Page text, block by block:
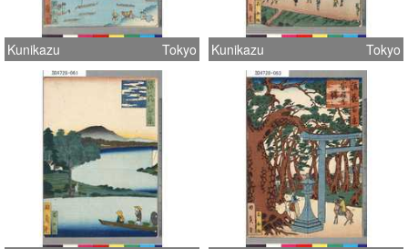
Kunikazu Tokyo Kunikazu Tokyo